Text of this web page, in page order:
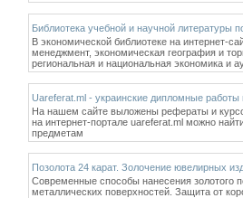
Библиотека учебной и научной литературы
В экономической библиотеке на интернет-
менеджмент, экономическая география и
региональная и национальная экономика и
Uareferat.ml - украинские дипломные работы
На нашем сайте выложены рефераты и
на интернет-портале uareferat.ml можно
предметам
Позолота 24 карат. Золочение ювелирных
Современные способы нанесения золотого
металлических поверхностей. Защита от